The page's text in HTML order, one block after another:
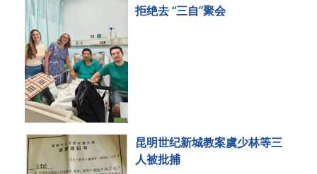
拒绝去 “三自”聚会
昆明世纪新城教案虞少林等三
人被批捕